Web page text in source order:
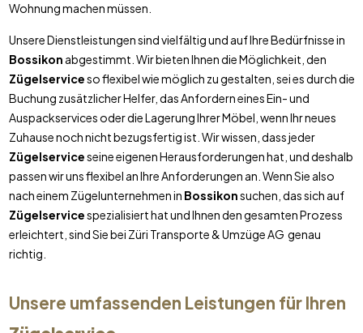
Wohnung machen müssen.
Unsere Dienstleistungen sind vielfältig und auf Ihre Bedürfnisse in
Bossikon abgestimmt. Wir bieten Ihnen die Möglichkeit, den
Zügelserviceso flexibel wie möglich zu gestalten, sei es durch die
Buchung zusätzlicher Helfer, das Anfordern eines Ein- und
Auspackservices oder die Lagerung Ihrer Möbel, wenn Ihr neues
Zuhause noch nicht bezugsfertig ist. Wir wissen, dass jeder
Zügelserviceseine eigenen Herausforderungen hat, und deshalb
passen wir uns flexibel an Ihre Anforderungen an. Wenn Sie also
nach einem Zügelunternehmen in Bossikonsuchen, das sich auf
Zügelservicespezialisiert hat und Ihnen den gesamten Prozess
erleichtert, sind Sie bei Züri Transporte & Umzüge AG genau
richtig.
Unsere umfassenden Leistungen für Ihren